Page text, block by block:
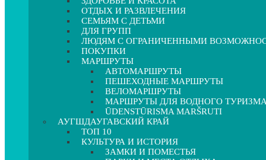
ОТДЫХ И РАЗВЛЕЧЕНИЯ
СЕМЬЯМ С ДЕТЬМИ
ДЛЯ ГРУПП
ЛЮДЯМ С ОГРАНИЧЕННЫМИ
ПОКУПКИ
МАРШРУТЫ
АВТОМАРШРУТЫ
ПЕШЕХОДНЫЕ МАРШРУТЫ
ВЕЛОМАРШРУТЫ
МАРШРУТЫ ДЛЯ ВОДНОГО ТУРИЗМА
ŪDENSTŪRISMA MARŠRUTI
АУГШДАУГАВСКИЙ КРАЙ
ТОП 10
КУЛЬТУРА И ИСТОРИЯ
ЗАМКИ И ПОМЕСТЬЯ